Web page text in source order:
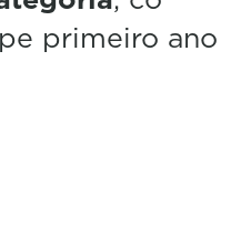
primeiro ano